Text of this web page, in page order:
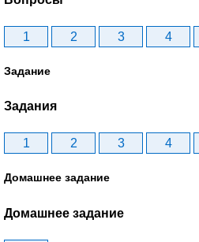
1 2 3 4
Задание
Задания
1 2 3 4
Домашнее задание
Домашнее задание